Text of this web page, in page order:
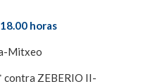
18.00 horas
Mitxeo
contra ZEBERIO II-